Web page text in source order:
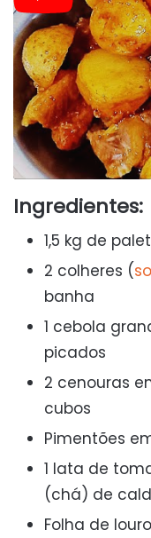
Ingredientes:
1,5 kg de
2 colheres (
banha
1 cebola
picados
2 cenouras
cubos
Pimentões
1 lata de
(chá) de
Folha de